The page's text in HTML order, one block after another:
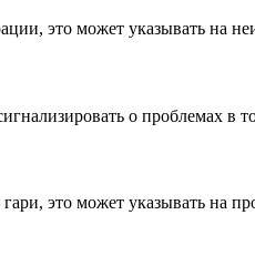
это может указывать на
о проблемах в
это может указывать на